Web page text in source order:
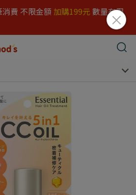
消費 不限金額 加購199元 數量有限